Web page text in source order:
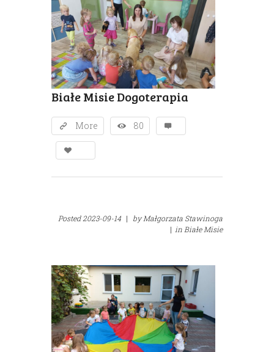
Białe Misie Dogoterapia
More 80
Posted2023-09-14 | byMałgorzata Stawinoga
| in Białe Misie